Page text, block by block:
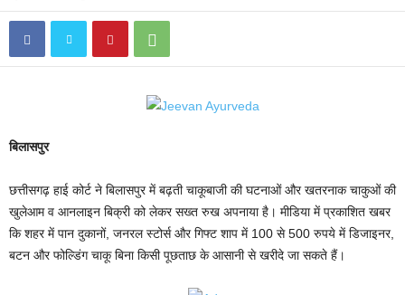
बिलासपुर
छत्तीसगढ़ हाई कोर्ट ने बिलासपुर में बढ़ती चाकूबाजी की घटनाओं और खतरनाक चाकुओं की
खुलेआम व आनलाइन बिक्री को लेकर सख्त रुख अपनाया है। मीडिया में प्रकाशित खबर
कि शहर में पान दुकानों, जनरल स्टोर्स और गिफ्ट शाप में 100 से 500 रुपये में डिजाइनर,
बटन और फोल्डिंग चाकू बिना किसी पूछताछ के आसानी से खरीदे जा सकते हैं।